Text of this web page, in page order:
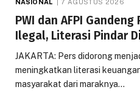
NASIONAL 7 AGUSTUS 2026
PWI dan AFPI
Ilegal, Literasi Pindar
JAKARTA: Pers didorong
meningkatkan literasi
masyarakat dari maraknya…